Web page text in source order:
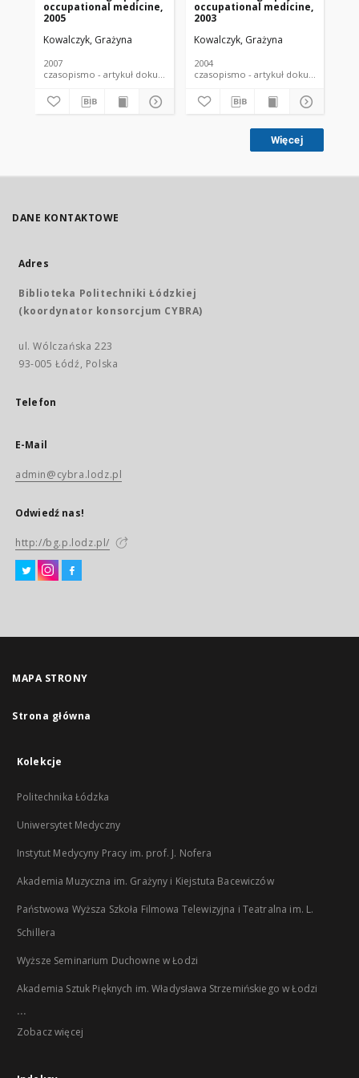
occupational medicine,
2005
Kowalczyk, Grażyna
2007
czasopismo - artykuł dokument piśmienniczy
occupational medicine,
2003
Kowalczyk, Grażyna
2004
czasopismo - artykuł
Więcej
DANE KONTAKTOWE
Adres
Biblioteka Politechniki Łódzkiej
(koordynator konsorcjum CYBRA)
ul. Wólczańska 223
93-005 Łódź, Polska
Telefon
E-Mail
admin@cybra.lodz.pl
Odwiedź nas!
http://bg.p.lodz.pl/
MAPA STRONY
Strona główna
Kolekcje
Politechnika Łódzka
Uniwersytet Medyczny
Instytut Medycyny Pracy im. prof. J. Nofera
Akademia Muzyczna im. Grażyny i Kiejstuta Bacewiczów
Państwowa Wyższa Szkoła Filmowa Telewizyjna i Teatralna im. L.
Schillera
Wyższe Seminarium Duchowne w Łodzi
Akademia Sztuk Pięknych im. Władysława Strzemińskiego w Łodzi
...
Zobacz więcej